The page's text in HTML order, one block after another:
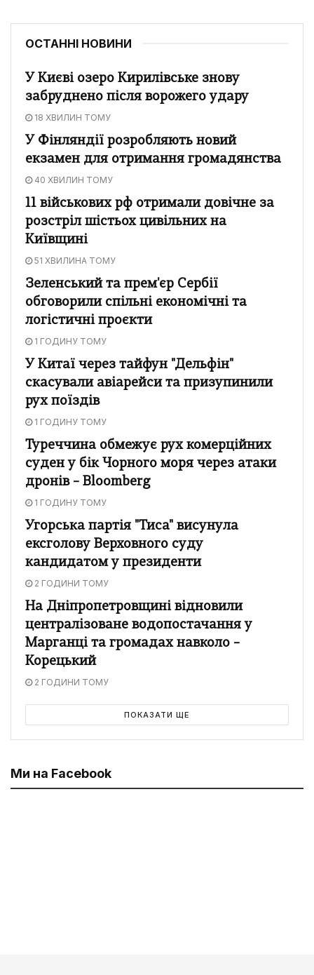
ОСТАННІ НОВИНИ
У Києві озеро Кирилівське знову
забруднено після ворожего удару
18 ХВИЛИН ТОМУ
У Фінляндії розробляють новий
екзамен для отримання громадянства
40 ХВИЛИН ТОМУ
11 військових рф отримали довічне за
розстріл шістьох цивільних на
Київщині
51 ХВИЛИНА ТОМУ
Зеленський та прем'єр Сербії
обговорили спільні економічні та
логістичні проєкти
1 ГОДИНУ ТОМУ
У Китаї через тайфун "Дельфін"
скасували авіарейси та призупинили
рух поїздів
1 ГОДИНУ ТОМУ
Туреччина обмежує рух комерційних
суден у бік Чорного моря через атаки
дронів – Bloomberg
1 ГОДИНУ ТОМУ
Угорська партія "Тиса" висунула
ексголову Верховного суду
кандидатом у президенти
2 ГОДИНИ ТОМУ
На Дніпропетровщині відновили
централізоване водопостачання у
Марганці та громадах навколо –
Корецький
2 ГОДИНИ ТОМУ
ПОКАЗАТИ ЩЕ
Ми на Facebook